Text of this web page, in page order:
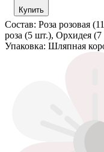
Купить
Состав: Роза розовая
роза (5 шт.), Орхидея (7
Упаковка: Шляпная